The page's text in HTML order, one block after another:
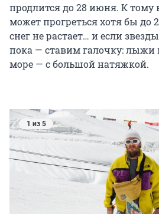
продлится до 28 июня. К тому
может прогреться хотя бы до
снег не растает… и если
пока — ставим галочку: лыжи
море — с большой натяжкой.
1 из 5